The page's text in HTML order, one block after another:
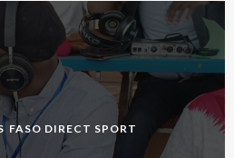
FASO DIRECT SPORT